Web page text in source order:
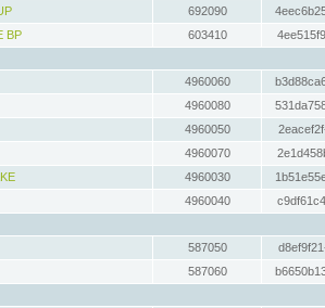
692090
BP
603410
4960060
4960080
4960050
4960070
4960030
4960040
587050
587060